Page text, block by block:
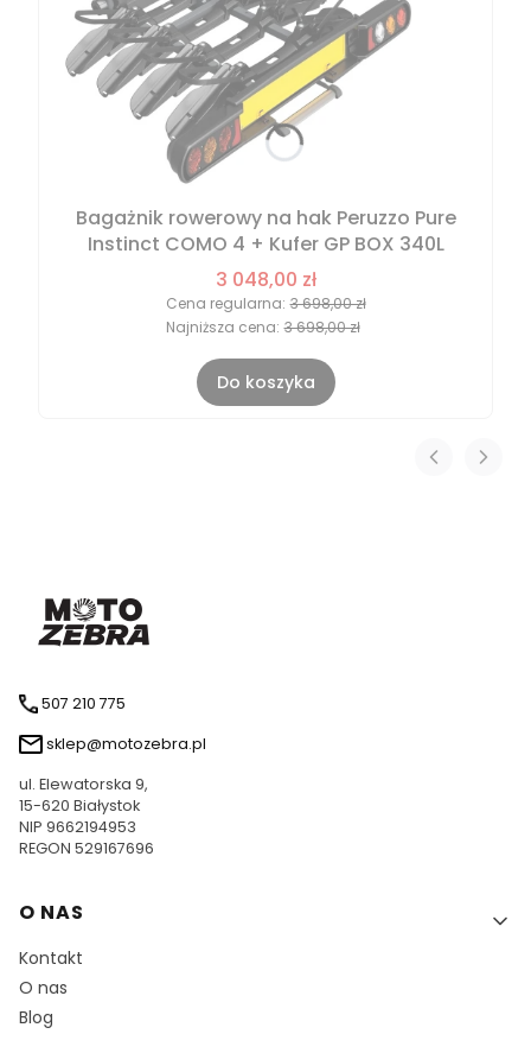
Bagażnik rowerowy na hak Peruzzo Pure
Instinct COMO 4 + Kufer GP BOX 340L
3 048,00 zł
Cena regularna: 3 698,00 zł
Najniższa cena: 3 698,00 zł
Do koszyka
507 210 775
sklep@motozebra.pl
ul. Elewatorska 9,
15-620 Białystok
NIP 9662194953
REGON 529167696
Linki w stopce
O NAS
Kontakt
O nas
Blog